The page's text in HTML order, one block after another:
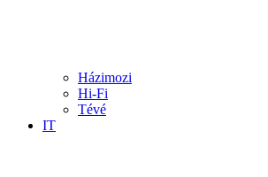
Házimozi
Hi-Fi
Tévé
IT